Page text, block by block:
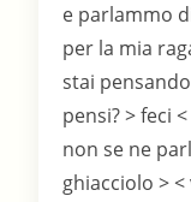
e parlammo
per la mia
stai
pensi? > feci
non se ne
ghiacciolo >